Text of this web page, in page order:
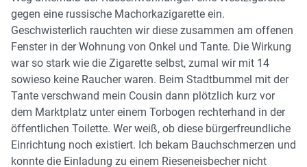
gegen eine russische Machorkazigarette ein.
Geschwisterlich rauchten wir diese zusammen am offenen
Fenster in der Wohnung von Onkel und Tante. Die Wirkung
war so stark wie die Zigarette selbst, zumal wir mit 14
sowieso keine Raucher waren. Beim Stadtbummel mit der
Tante verschwand mein Cousin dann plötzlich kurz vor
dem Marktplatz unter einem Torbogen rechterhand in der
öffentlichen Toilette. Wer weiß, ob diese bürgerfreundliche
Einrichtung noch existiert. Ich bekam Bauchschmerzen und
konnte die Einladung zu einem Rieseneisbecher nicht